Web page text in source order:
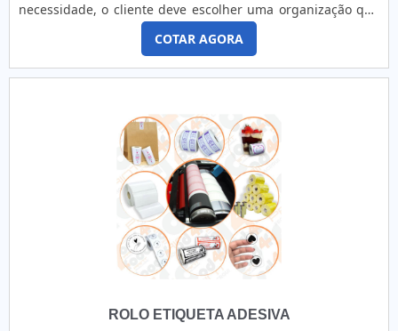
necessidade, o cliente deve escolher uma organização que
se destaque por um bom suporte pré-venda e tenha ampla
experiência no ramo.MAIS DETALHES INTERESSANTES
SOBRE RÓTULOS ADESIVOSQuem precisa de rótulos
adesivos em uma empresa comprometida com seus
COTAR AGORA
ROLO ETIQUETA ADESIVA